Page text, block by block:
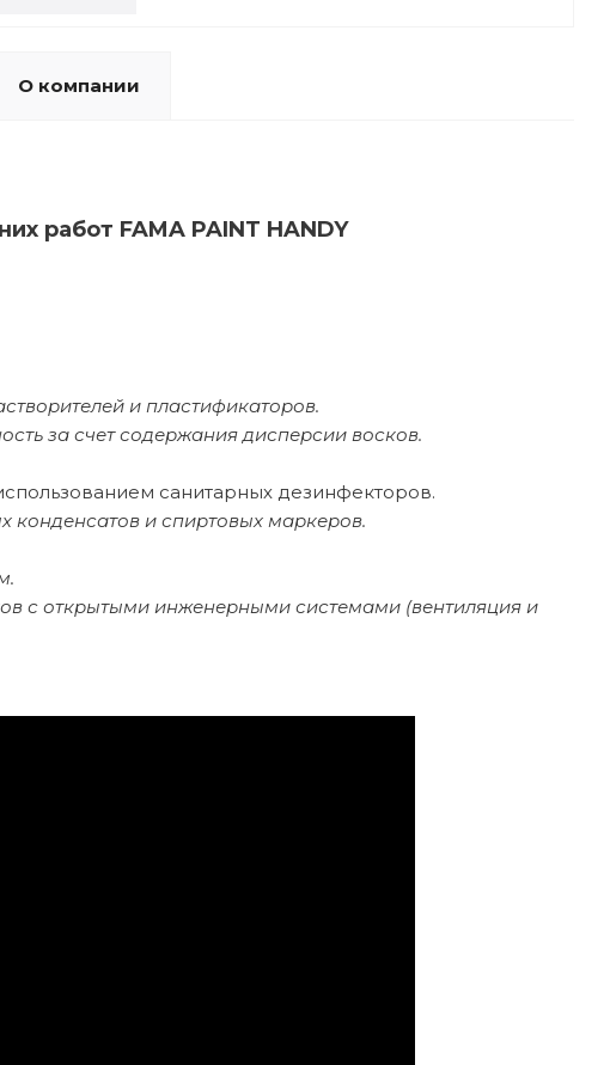
О компании
работ FAMA PAINT HANDY
и пластификаторов.
за счет содержания дисперсии восков.
санитарных дезинфекторов.
и спиртовых маркеров.
с открытыми инженерными системами (вентиляция и